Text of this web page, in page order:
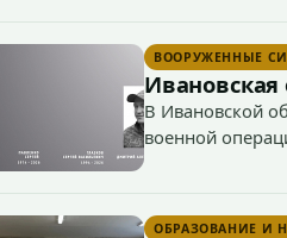
ВООРУЖЕННЫЕ
В Ивановской
военной
ОБРАЗОВАНИЕ И